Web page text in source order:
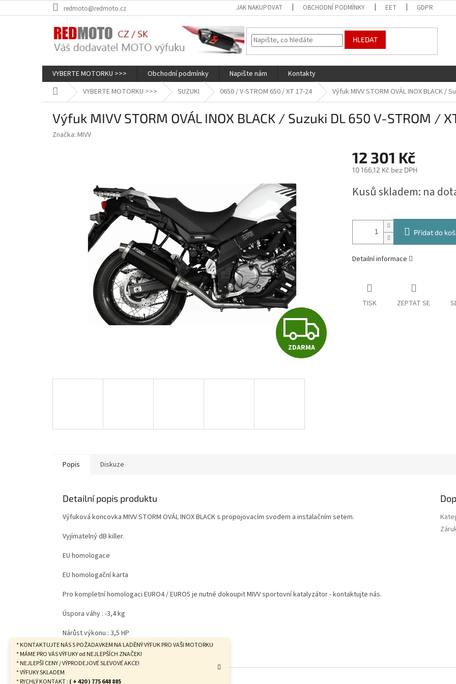
na
* KONTAKTUJTE NÁS S POŽADAVKEM NA LADĚNÝ VÝFUK PRO VAŠI MOTORKU
* MÁME PRO VÁS VÝFUKY od NEJLEPŠÍCH ZNAČEK!
* NEJLEPŠÍ CENY / VÝPRODEJOVÉ SLEVOVÉ AKCE!
* VÝFUKY SKLADEM
* RYCHLÝ KONTAKT : ( + 420 ) 775 648 885
redmoto@redmoto.cz JAK NAKUPOVAT OBCHODNÍ PODMÍNKY EET GDPR
HLEDAT
VYBERTE MOTORKU >>> Obchodní podmínky Napište nám
Kontakty
Domů VYBERTE MOTORKU >>> SUZUKI 0650 / V-STROM 650 / XT 17-24 Výfuk MIVV STORM OVÁL INOX BLACK /
Výfuk MIVV STORM OVÁL INOX BLACK / Suzuki DL 650 V-STROM /
Značka: MIVV
Z
D
A
ZDARMA
12 301 Kč
10 166,12 Kč bez DPH
cena:
Kusů skladem: na
Přidat do
Detailní informace
TISK ZEPTAT SE
Popis Diskuze
Detailní popis produktu
Výfuková koncovka MIVV STORM OVÁL INOX BLACK s propojovacím svodem a instalačním setem.
Vyjímatelný dB killer.
EU homologace
EU homologační karta
Pro kompletní homologaci EURO4 / EURO5 je nutné dokoupit MIVV sportovní katalyzátor - kontaktujte nás.
Úspora váhy : -3,4 kg
Nárůst výkonu : 3,5 HP